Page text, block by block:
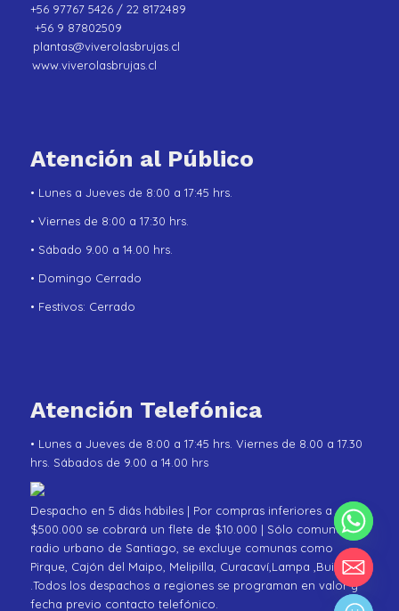
+56 97767 5426 / 22 8172489
+56 9 87802509
plantas@viverolasbrujas.cl
www.viverolasbrujas.cl
Atención al Público
• Lunes a Jueves de 8:00 a 17:45 hrs.
• Viernes de 8:00 a 17:30 hrs.
• Sábado 9.00 a 14.00 hrs.
• Domingo Cerrado
• Festivos: Cerrado
Atención Telefónica
• Lunes a Jueves de 8:00 a 17:45 hrs. Viernes de 8.00 a 17.30
hrs. Sábados de 9.00 a 14.00 hrs
Despacho en 5 diás hábiles | Por compras inferiores a
$500.000 se cobrará un flete de $10.000 | Sólo comunas de
radio urbano de Santiago, se excluye comunas como
Pirque, Cajón del Maipo, Melipilla, Curacaví,Lampa ,Buin
.Todos los despachos a regiones se programan en valor y
fecha previo contacto telefónico.